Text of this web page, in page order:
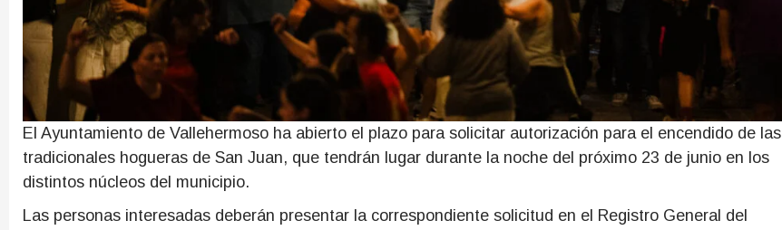
El Ayuntamiento de Vallehermoso ha abierto el plazo para solicitar autorización para el encendido de las
tradicionales hogueras de San Juan, que tendrán lugar durante la noche del próximo 23 de junio en los
distintos núcleos del municipio.
Las personas interesadas deberán presentar la correspondiente solicitud en el Registro General del